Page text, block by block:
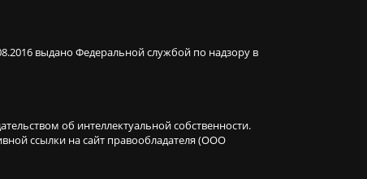
выдано Федеральной службой по надзору в
об интеллектуальной собственности.
ссылки на сайт правообладателя (ООО